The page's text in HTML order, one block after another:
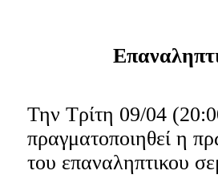
Την Τρίτη 09/04
πραγματοποιηθεί η
του επαναληπτικου